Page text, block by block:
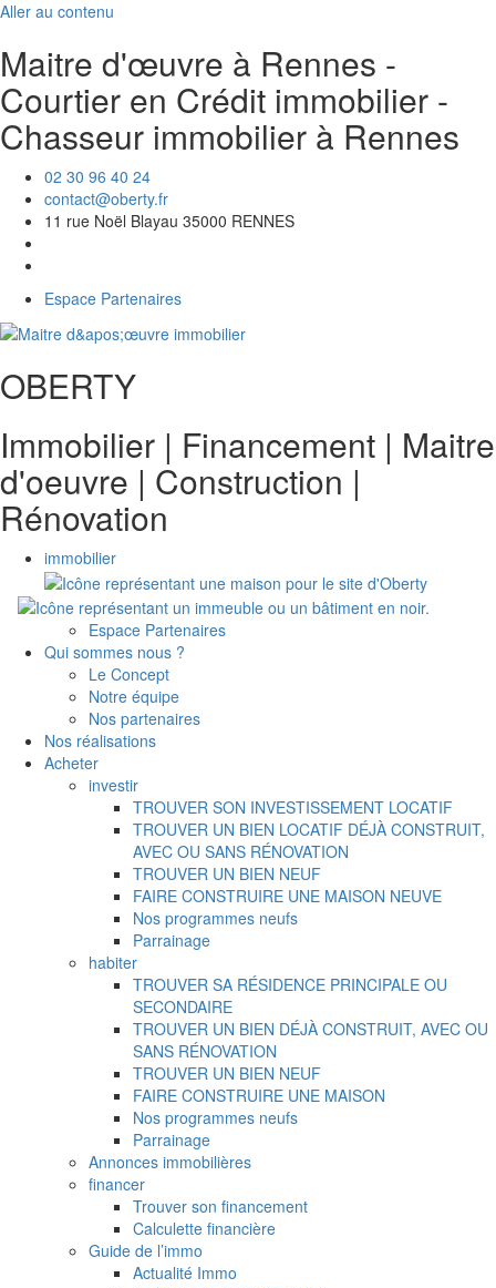
Aller au contenu
Maitre d'œuvre à Rennes -
Courtier en Crédit immobilier -
Chasseur immobilier à Rennes
02 30 96 40 24
contact@oberty.fr
11 rue Noël Blayau 35000 RENNES
Espace Partenaires
OBERTY
Immobilier | Financement | Maitre
d'oeuvre | Construction |
Rénovation
immobilier
Espace Partenaires
Qui sommes nous ?
Le Concept
Notre équipe
Nos partenaires
Nos réalisations
Acheter
investir
TROUVER SON INVESTISSEMENT LOCATIF
TROUVER UN BIEN LOCATIF DÉJÀ CONSTRUIT,
AVEC OU SANS RÉNOVATION
TROUVER UN BIEN NEUF
FAIRE CONSTRUIRE UNE MAISON NEUVE
Nos programmes neufs
Parrainage
habiter
TROUVER SA RÉSIDENCE PRINCIPALE OU
SECONDAIRE
TROUVER UN BIEN DÉJÀ CONSTRUIT, AVEC OU
SANS RÉNOVATION
TROUVER UN BIEN NEUF
FAIRE CONSTRUIRE UNE MAISON
Nos programmes neufs
Parrainage
Annonces immobilières
financer
Trouver son financement
Calculette financière
Guide de l’immo
Actualité Immo